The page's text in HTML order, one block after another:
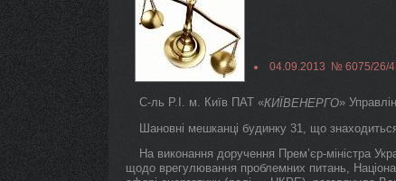
04.09.2013 № 6075/26/
С-ль Р.І. м. Київ ПАТ «КИЇВЕНЕРГО»
Шановні мешканці будинку 31, що
На виконання доручення Прем’єр-міністра
щодо врегулювання проблемних питань,